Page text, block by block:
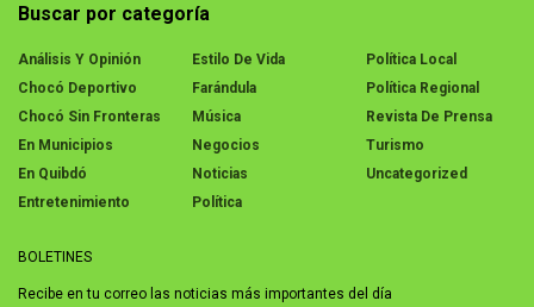
Buscar por categoría
Análisis Y Opinión
Chocó Deportivo
Chocó Sin Fronteras
En Municipios
En Quibdó
Entretenimiento
Estilo De Vida
Farándula
Música
Negocios
Noticias
Política
Política Local
Política Regional
Revista De Prensa
Turismo
Uncategorized
BOLETINES
Recibe en tu correo las noticias más importantes del día